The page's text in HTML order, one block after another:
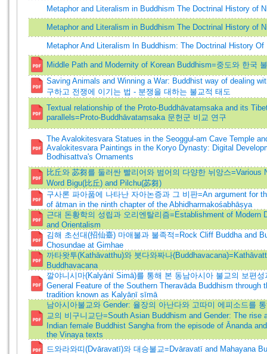
Metaphor and Literalism in Buddhism The Doctrinal History of
Metaphor and Literalism in Buddhism The Doctrinal History of
Metaphor And Literalism In Buddhism: The Doctrinal History Of
Middle Path and Modernity of Korean Buddhism=중도와 한국
Saving Animals and Winning a War: Buddhist way of dealing
구하고 전쟁에 이기는 법 - 분쟁을 대하는 불교적 태도
Textual relationship of the Proto-Buddhāvataṃsaka and its
parallels=Proto-Buddhāvataṃsaka 문헌군 비교 연구
The Avalokitesvara Statues in the Seoggul-am Cave Temple
Avalokitesvara Paintings in the Koryo Dynasty: Digital
Bodhisattva's Ornaments
比丘와 苾芻를 둘러싼 빨리어와 범어의 다양한 뉘앙스=Various
Word Bigu(比丘) and Pilchu(苾芻)
구사론 파아품에 나타난 자아논증과 그 비판=An argument for
of ātman in the ninth chapter of the Abhidharmakośabhāṣya
근대 돈황학의 성립과 오리엔탈리즘=Establishment of Modern
and Orientalism
김해 초선대(招仙臺) 마애불과 불족적=Rock Cliff Buddha and
Chosundae at Gimhae
까타왓투(Kathāvatthu)와 붓다와짜나
Buddhavacana
깔야니시마(Kalyānī Simā)를 통해 본 동남아시아 불교의 보편
General Feature of the Southern Theravāda Buddhism through
tradition known as Kalyāṇī sīmā
남아시아불교와 Gender: 율장의 아난다와 고따미 에피소드를
교의 비구니교단=South Asian Buddhism and Gender: The rise
Indian female Buddhist Sangha from the episode of Ānanda
the Vinaya texts
드와라와띠(Dvāravatī)와 대승불교=Dvāravatī and Mahayana